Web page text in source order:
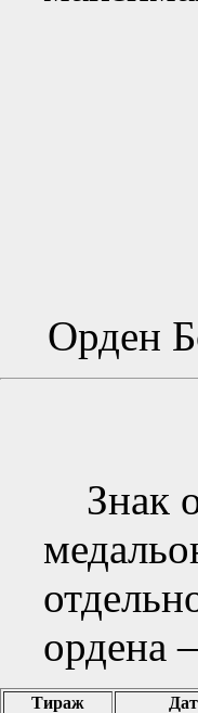
Орден
Знак
ордена
Тираж